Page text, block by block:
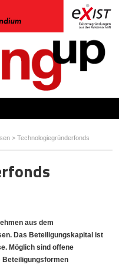
> Technologiegründerfonds
aus dem
Das Beteiligungskapital ist
Möglich sind offene
Beteiligungsformen